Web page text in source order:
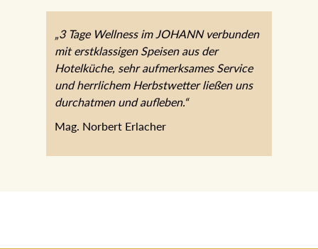
„3 Tage Wellness im JOHANN verbunden
mit erstklassigen Speisen aus der
Hotelküche, sehr aufmerksames Service
und herrlichem Herbstwetter ließen uns
durchatmen und aufleben.“
Mag. Norbert Erlacher